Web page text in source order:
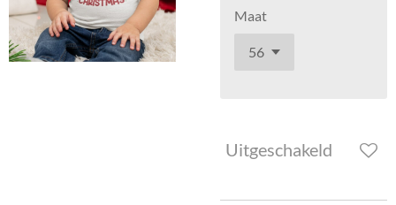
Maat
Uitgeschakeld